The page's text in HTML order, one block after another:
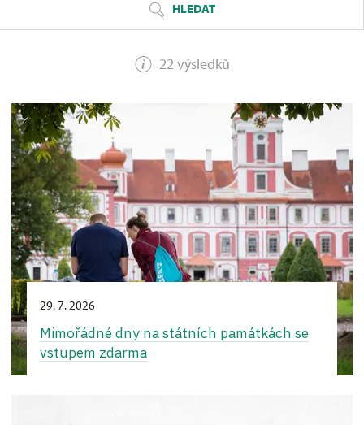
HLEDAT
22 výsledků
29. 7. 2026
Mimořádné dny na státních památkách se
vstupem zdarma